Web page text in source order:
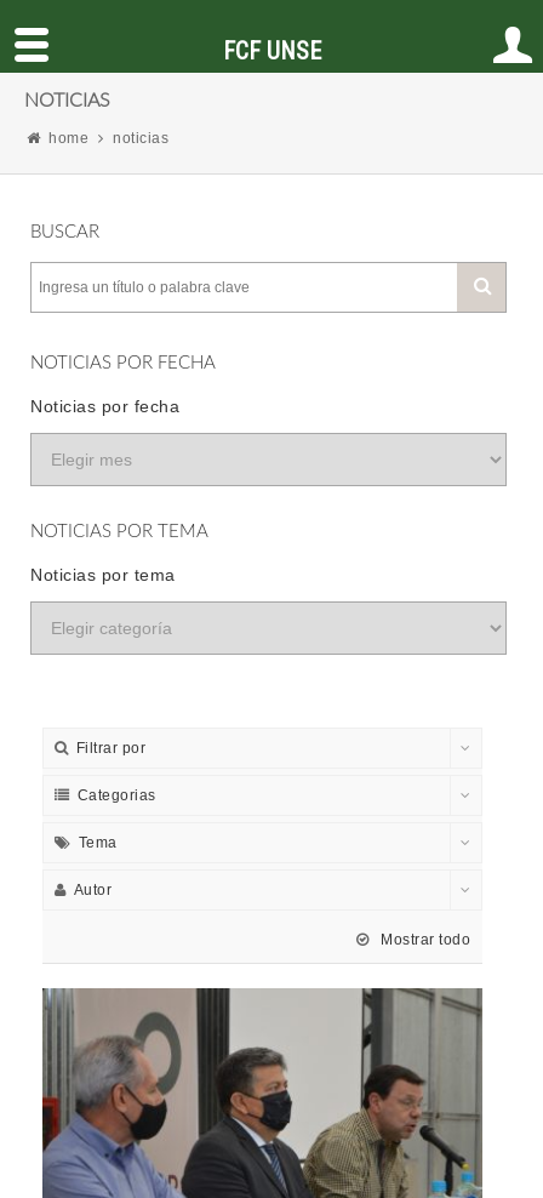
NOTICIAS
home noticias
BUSCAR
NOTICIAS POR FECHA
Noticias por fecha
NOTICIAS POR TEMA
Noticias por tema
Filtrar por
Categorias
Tema
Autor
Mostrar todo
FCF UNSE